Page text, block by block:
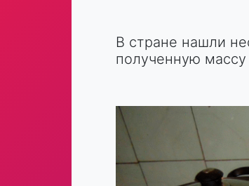
В стране нашли
полученную